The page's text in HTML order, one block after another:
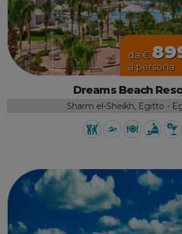
da €
a persona
Dreams Beach
Sharm el-Sheikh, Egitto -